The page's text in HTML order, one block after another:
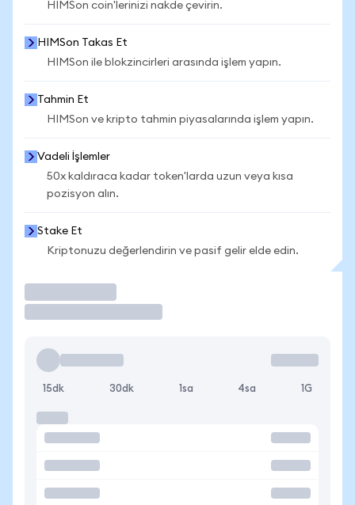
HIMSon coin'lerinizi nakde çevirin.
HIMSon Takas Et
HIMSon ile blokzincirleri arasında işlem yapın.
Tahmin Et
HIMSon ve kripto tahmin piyasalarında işlem yapın.
Vadeli İşlemler
50x kaldıraca kadar token'larda uzun veya kısa
pozisyon alın.
Stake Et
Kriptonuzu değerlendirin ve pasif gelir elde edin.
15dk 30dk 1sa 4sa 1G